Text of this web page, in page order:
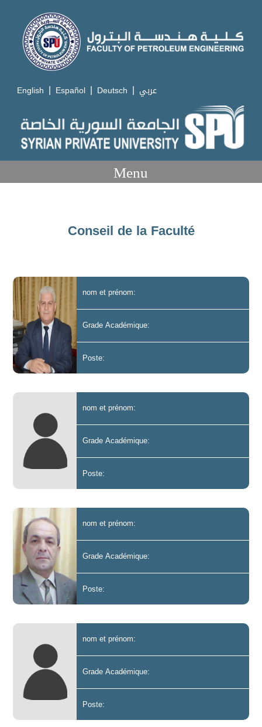
English | Español | Deutsch | عربي
Menu
Conseil de la Faculté
nom et prénom:
Grade Académique:
Poste:
nom et prénom:
Grade Académique:
Poste:
nom et prénom:
Grade Académique:
Poste:
nom et prénom:
Grade Académique:
Poste: